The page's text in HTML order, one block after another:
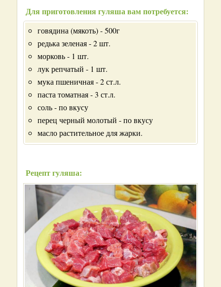
Для приготовления гуляша вам потребуется:
говядина (мякоть) - 500г
редька зеленая - 2 шт.
морковь - 1 шт.
лук репчатый - 1 шт.
мука пшеничная - 2 ст.л.
паста томатная - 3 ст.л.
соль - по вкусу
перец черный молотый - по вкусу
масло растительное для жарки.
Рецепт гуляша: